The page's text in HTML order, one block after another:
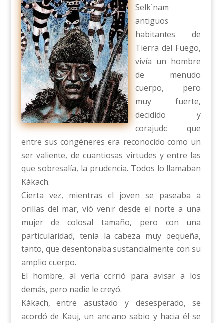
Selk`nam
antiguos
habitantes de
Tierra del Fuego,
vivía un hombre
de menudo
cuerpo, pero
muy fuerte,
decidido y
corajudo que
entre sus congéneres era reconocido como un
ser valiente, de cuantiosas virtudes y entre las
que sobresalía, la prudencia. Todos lo llamaban
Kákach.
Cierta vez, mientras el joven se paseaba a
orillas del mar, vió venir desde el norte a una
mujer de colosal tamaño, pero con una
particularidad, tenía la cabeza muy pequeña,
tanto, que desentonaba sustancialmente con su
amplio cuerpo.
El hombre, al verla corrió para avisar a los
demás, pero nadie le creyó.
Kákach, entre asustado y desesperado, se
acordó de Kauj, un anciano sabio y hacia él se